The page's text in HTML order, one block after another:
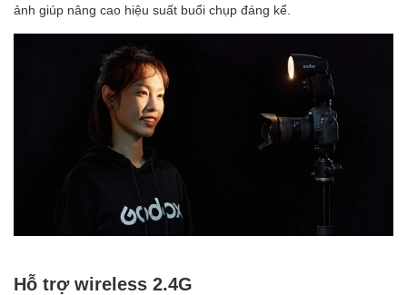
ảnh giúp nâng cao hiệu suất buổi chụp đáng kể.
Hỗ trợ wireless 2.4G